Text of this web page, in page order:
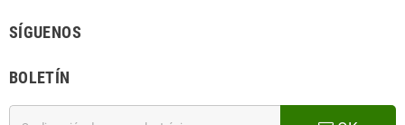
SÍGUENOS
BOLETÍN